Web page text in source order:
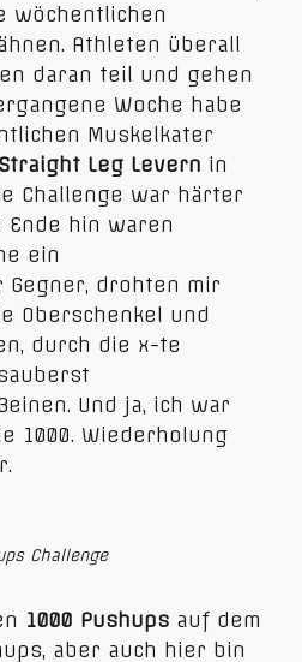
wöchentlichen
Athleten überall
daran teil und gehen
Woche habe
Muskelkater
Leg Levern in
Challenge war härter
Ende hin waren
ein
drohten mir
Oberschenkel und
durch die x-te
Und ja, ich war
1000. Wiederholung
Challenge
1000 Pushups auf dem
aber auch hier bin